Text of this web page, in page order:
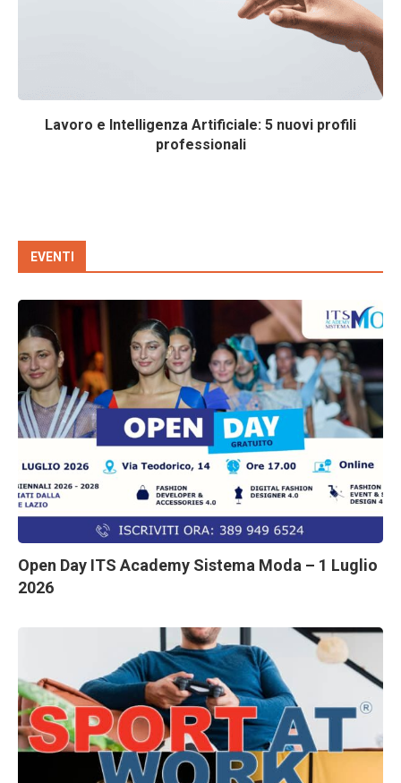
Lavoro e Intelligenza Artificiale: 5 nuovi profili
professionali
EVENTI
Open Day ITS Academy Sistema Moda – 1 Luglio
2026